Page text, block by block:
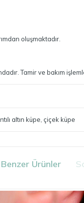
oluşmaktadır.
Tamir ve bakım
altın küpe çiçek küpe
Benzer Ürünler